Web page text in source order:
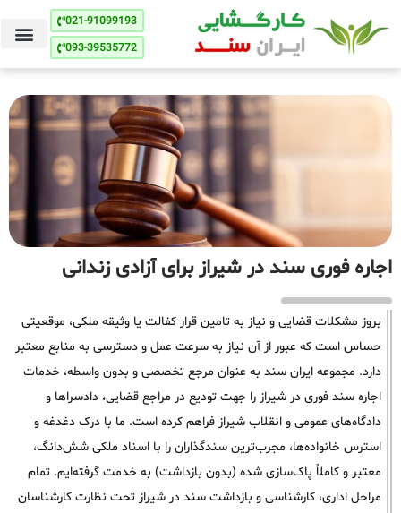
021-91099193
093-39535772
اجاره فوری سند در شیراز برای آزادی زندانی
بروز مشکلات قضایی و نیاز به تامین قرار کفالت یا وثیقه ملکی، موقعیتی
حساس است که عبور از آن نیاز به سرعت عمل و دسترسی به منابع معتبر
دارد. مجموعه ایران سند به عنوان مرجع تخصصی و بدون واسطه، خدمات
اجاره سند فوری در شیراز را جهت تودیع در مراجع قضایی، دادسراها و
دادگاه‌های عمومی و انقلاب شیراز فراهم کرده است. ما با درک دغدغه و
استرس خانواده‌ها، مجرب‌ترین سندگذاران را با اسناد ملکی شش‌دانگ،
معتبر و کاملاً پاک‌سازی شده (بدون بازداشت) به خدمت گرفته‌ایم. تمام
مراحل اداری، کارشناسی و بازداشت سند در شیراز تحت نظارت کارشناسان